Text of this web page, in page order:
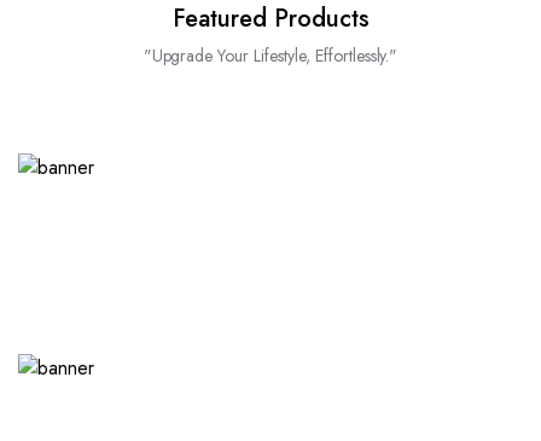
Featured Products
"Upgrade Your Lifestyle, Effortlessly."